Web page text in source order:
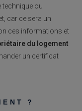
technique ou
car ce sera un
ces informations et
du logement
un certificat
?